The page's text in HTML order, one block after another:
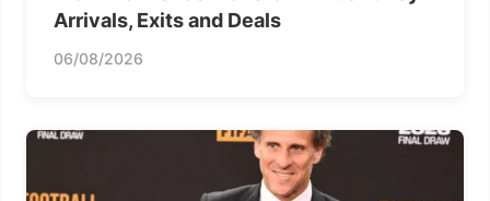
Arrivals, Exits and Deals
06/08/2026